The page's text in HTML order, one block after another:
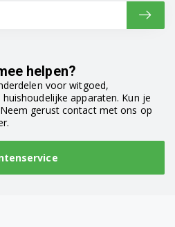
helpen?
voor witgoed,
apparaten. Kun je
gerust contact met ons op